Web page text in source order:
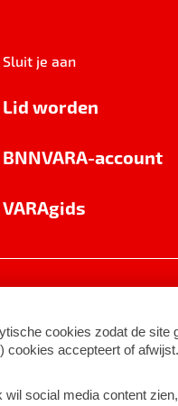
Sluit je aan
Lid worden
BNNVARA-account
VARAgids
©2026BNNVARA